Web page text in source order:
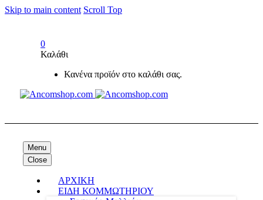
Skip to main content Scroll Top
0
Καλάθι
Κανένα προϊόν στο καλάθι σας.
Menu
Close
ΑΡΧΙΚΗ
ΕΙΔΗ ΚΟΜΜΩΤΗΡΙΟΥ